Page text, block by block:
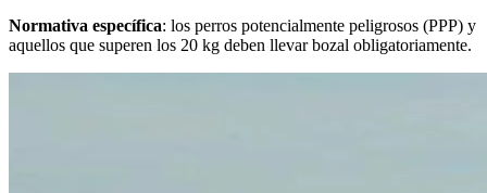
Normativa específica: los perros potencialmente peligrosos (PPP) y
aquellos que superen los 20 kg deben llevar bozal obligatoriamente.